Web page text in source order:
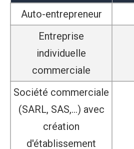
Auto-entrepreneur
Entreprise
individuelle
commerciale
Société commerciale
(SARL, SAS,...) avec
création
d'établissement